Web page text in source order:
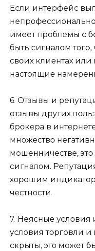
Если интерфейс
имеет проблемы с
быть сигналом того,
своих клиентах или
настоящие
6. Отзывы и
отзывы других
брокера в
множество
мошенничестве,
сигналом.
хорошим
честности.
7. Неясные условия
условия торговли
скрыты, это может